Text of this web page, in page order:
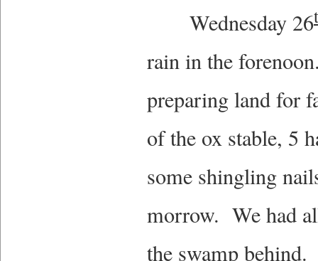
Wednesday 26
rain in the
preparing land for
of the ox stable, 5
some shingling
morrow. We had
the swamp